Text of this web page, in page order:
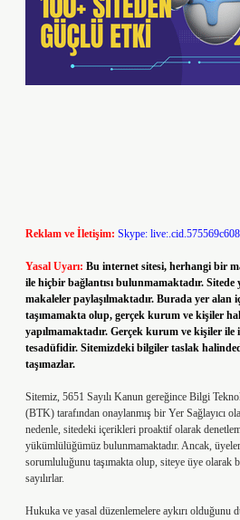
Reklam ve İletişim: Skype:
Yasal Uyarı: Bu internet sitesi, herhangi bir
ile hiçbir bağlantısı bulunmamaktadır. Sitede
makaleler paylaşılmaktadır. Burada yer alan
taşımamakta olup, gerçek kurum ve kişiler
yapılmamaktadır. Gerçek kurum ve kişiler
tesadüfidir. Sitemizdeki bilgiler taslak
taşımazlar.
Sitemiz, 5651 Sayılı Kanun gereğince Bilgi
(BTK) tarafından onaylanmış bir Yer Sağlayıcı
nedenle, sitedeki içerikleri proaktif olarak
yükümlülüğümüz bulunmamaktadır. Ancak,
sorumluluğunu taşımakta olup, siteye üye olarak
sayılırlar.
Hukuka ve yasal düzenlemelere aykırı olduğunu